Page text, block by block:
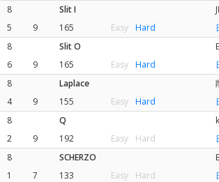
8
Slit I
5
9 165 Easy Hard
8
Slit O
6
9 165 Easy Hard
8
Laplace
4
9 155 Easy Hard
8
Q
2
9 192 Easy Hard
8
SCHERZO
1
7 133 Easy Hard